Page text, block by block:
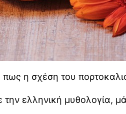
η σχέση του
ελληνική μυθολογία,